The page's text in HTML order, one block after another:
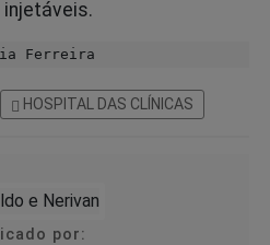
injetáveis.
Ferreira
HOSPITAL DAS CLÍNICAS
por: